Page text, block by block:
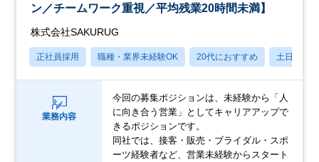
ン／チームワーク重視／平均残業20時間未満】
株式会社SAKURUG
正社員採用 職種・業界未経験OK 20代におすすめ 土日祝休み
業務内容
今回の募集ポジションは、未経験から「人
に向き合う営業」としてキャリアアップで
きるポジションです。
同社では、接客・販売・ブライダル・スポ
ーツ経験者など、営業未経験からスタート